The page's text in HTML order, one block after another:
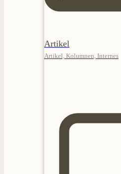
Artikel
Artikel, Kolumnen, Internes